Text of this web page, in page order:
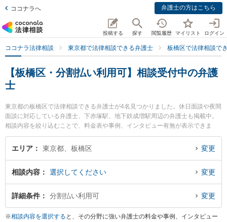
ココナラへ 弁護士の方はこちら
投稿する 探す 閲覧履歴 マイリスト ログイン
ココナラ法律相談 東京都で法律相談できる弁護士 板橋区で法律相談で
【板橋区・分割払い利用可】相談受付中の弁護
士
東京都の板橋区で法律相談できる弁護士が4名見つかりました。休日面談や夜間
面談に対応している弁護士、下赤塚駅、地下鉄成増駅周辺の弁護士も掲載中。
相談内容を絞り込むことで、料金表や事例、インタビュー有無が表示できま
す。特にリリーフ法律事務所の松本 治弁護士やN総合法律事務所の首藤 裕二弁
護士、きのした法律事務所の木下 正一郎弁護士のプロフィール情報や弁護士費
ちの方は是非ご利用ください。板橋区で土日や夜間に発生した不倫慰謝料トラ
ブルを今すぐに弁護士に相談したい』『交通事故の過失割合や後遺障害のトラ
ブル解決の実績豊富な近くの弁護士を検索したい』『初回相談無料で自己破産
りの相談者さんにおすすめです。
エリア 東京都、板橋区 変更
相談内容 選択してください 変更
詳細条件 分割払い利用可 変更
※相談内容を選択する と、その分野に強い弁護士の料金や事例、インタビュー